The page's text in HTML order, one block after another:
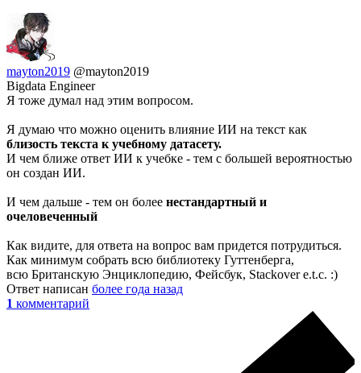
mayton2019 @mayton2019
Bigdata Engineer
Я тоже думал над этим вопросом.
Я думаю что можно оценить влияние ИИ на текст как
близость текста к учебному датасету.
И чем ближе ответ ИИ к учебке - тем с большей вероятностью
он создан ИИ.
И чем дальше - тем он более нестандартный и
очеловеченный
Как видите, для ответа на вопрос вам придется потрудиться.
Как минимум собрать всю библиотеку Гуттенберга,
всю Британскую Энциклопедию, Фейсбук, Stackover e.t.c. :)
Ответ написан более года назад
1 комментарий